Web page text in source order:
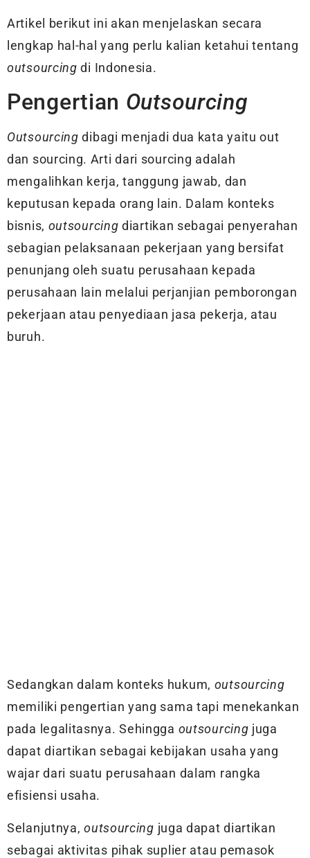
Artikel berikut ini akan menjelaskan secara
lengkap hal-hal yang perlu kalian ketahui tentang
outsourcing di Indonesia.
Pengertian Outsourcing
Outsourcing dibagi menjadi dua kata yaitu out
dan sourcing. Arti dari sourcing adalah
mengalihkan kerja, tanggung jawab, dan
keputusan kepada orang lain. Dalam konteks
bisnis, outsourcing diartikan sebagai penyerahan
sebagian pelaksanaan pekerjaan yang bersifat
penunjang oleh suatu perusahaan kepada
perusahaan lain melalui perjanjian pemborongan
pekerjaan atau penyediaan jasa pekerja, atau
buruh.
Sedangkan dalam konteks hukum, outsourcing
memiliki pengertian yang sama tapi menekankan
pada legalitasnya. Sehingga outsourcing juga
dapat diartikan sebagai kebijakan usaha yang
wajar dari suatu perusahaan dalam rangka
efisiensi usaha.
Selanjutnya,outsourcing juga dapat diartikan
sebagai aktivitas pihak suplier atau pemasok